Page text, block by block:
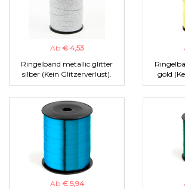
Ab € 4,53
Ringelband metallic glitter
silber (Kein Glitzerverlust).
gold
Ab € 5,94